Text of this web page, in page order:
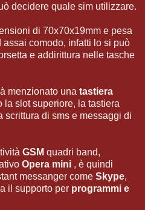
decidere quale sim utilizzare.
di 70x70x19mm e pesa
comodo, infatti lo si può
e addirittura nelle tasche
menzionato una tastiera
la slot superiore, la tastiera
scrittura di sms e messaggi di
GSM quadri band,
Opera mini , è quindi
messanger come Skype,
il supporto per programmi e